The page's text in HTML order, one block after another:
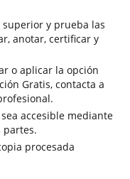
y prueba las
anotar, certificar y
o aplicar la opción
Gratis, contacta a
accesible mediante
partes.
procesada